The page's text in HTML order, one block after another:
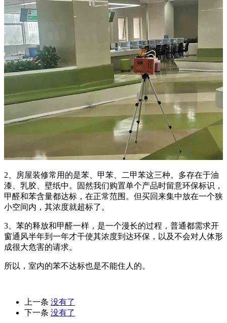
2、房屋装修常用的是苯、甲苯、二甲苯这三种。多存在于油
漆、乳胶、壁纸中。固然我们购置单个产品时留意环保标识，
甲醛和苯含量都达标，在正常范围。但买回来集中放在一个狭
小空间内，其浓度就超标了。
3、苯的释放和甲醛一样，是一个漫长的过程，普通都需求开
窗通风半年到一年才干使其浓度到达环保，以及不会对人体形
成很大危害的请求。
所以，室内的苯不达标也是不能住人的。
上一条 没有了
下一条 没有了